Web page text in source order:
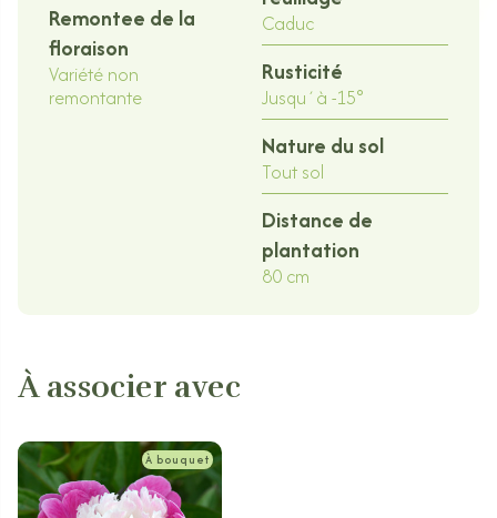
Remontee de la
floraison
Variété non
remontante
Caduc
Rusticité
Jusqu´à -15°
Nature du sol
Tout sol
Distance de
plantation
80 cm
À associer avec
À bouquet